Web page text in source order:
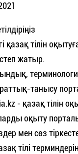
қазақ тілін
жатыр.
танысу
- қазақ тілін
оқыту
мен сөз
тілі